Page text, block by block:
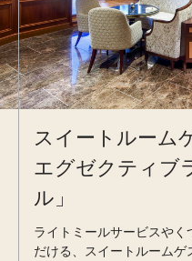
スイートルーム
エグゼクティブ
ル」
ライトミールサービスや
だける、スイートルーム